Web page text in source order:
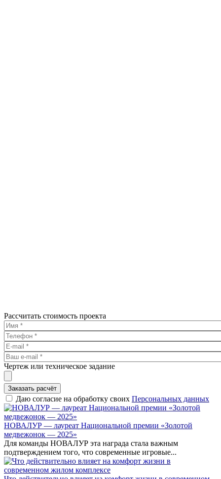
Рассчитать стоимость проекта
Чертеж или техническое задание
Заказать расчёт
Даю согласие на обработку своих Персональных данных
НОВАЛУР — лауреат Национальной премии «Золотой
медвежонок — 2025»
Для команды НОВАЛУР эта награда стала важным
подтверждением того, что современные игровые...